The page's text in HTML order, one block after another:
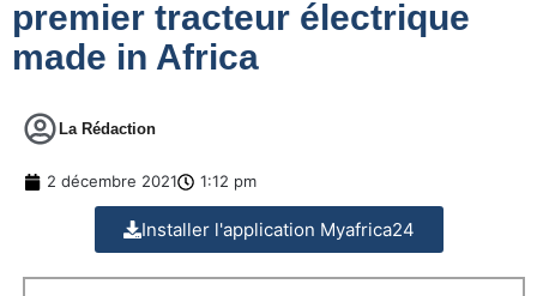
premier tracteur électrique
made in Africa
La Rédaction
2 décembre 2021 1:12 pm
Installer l'application Myafrica24